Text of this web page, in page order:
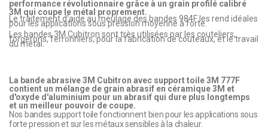
performance révolutionnaire grâce à un grain profilé calibré
3M qui coupe le métal proprement.
Le traitement d'aide au meulage des bandes 984F les rend idéales
pour les applications sous pression moyenne à forte.
Les bandes 3M Cubitron sont très utilisées par les couteliers,
forgerons, ferronniers, pour la fabrication de couteaux, et le travail
du métal.
La bande abrasive 3M Cubitron avec support toile 3M 777F
contient un mélange de grain abrasif en céramique 3M et
d'oxyde d'aluminium pour un abrasif qui dure plus longtemps
et un meilleur pouvoir de coupe.
Nos bandes support toile fonctionnent bien pour les applications sous
forte pression et sur les métaux sensibles à la chaleur.